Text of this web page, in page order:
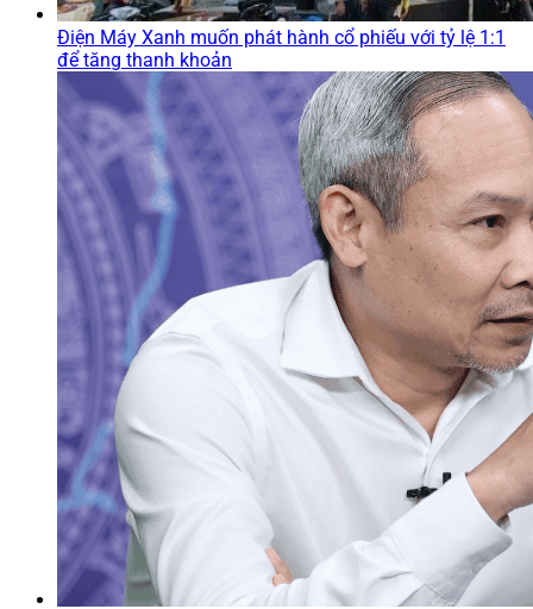
Điện Máy Xanh muốn phát hành cổ phiếu với tỷ lệ 1:1
để tăng thanh khoản